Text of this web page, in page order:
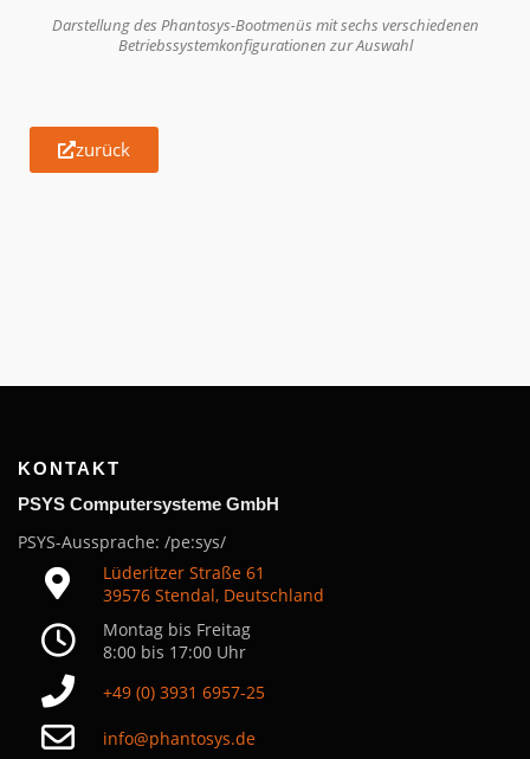
Darstellung des Phantosys-Bootmenüs mit sechs verschiedenen
Betriebssystemkonfigurationen zur Auswahl
zurück
KONTAKT
PSYS Computersysteme GmbH
PSYS-Aussprache: /pe:sys/
Lüderitzer Straße 61
39576 Stendal, Deutschland
Montag bis Freitag
8:00 bis 17:00 Uhr
+49 (0) 3931 6957-25
info@phantosys.de